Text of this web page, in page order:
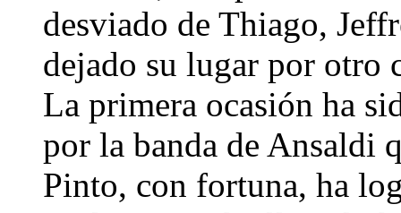
desviado de Thiago,
dejado su lugar por otro
La primera ocasión ha
por la banda de Ansaldi
Pinto, con fortuna, ha